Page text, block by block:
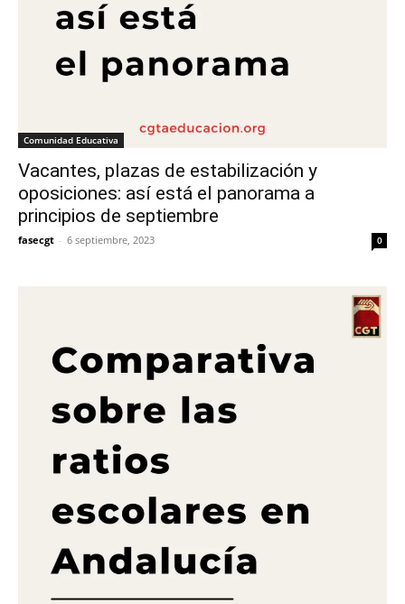
Comunidad Educativa
Vacantes, plazas de estabilización y
oposiciones: así está el panorama a
principios de septiembre
fasecgt - 6 septiembre, 2023 0